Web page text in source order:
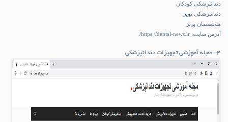
دندانپزشکی کودکان
دندانپزشکی نوین
متخصصان برتر
آدرس سایت:https://dental-news.ir/
۴- مجله آموزشی تجهیزات دندانپزشکی